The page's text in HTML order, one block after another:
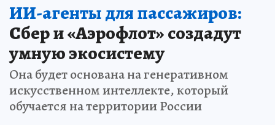
ИИ-агенты для пассажиров:
Сбер и «Аэрофлот» создадут
умную экосистему
Она будет основана на генеративном
искусственном интеллекте, который
обучается на территории России